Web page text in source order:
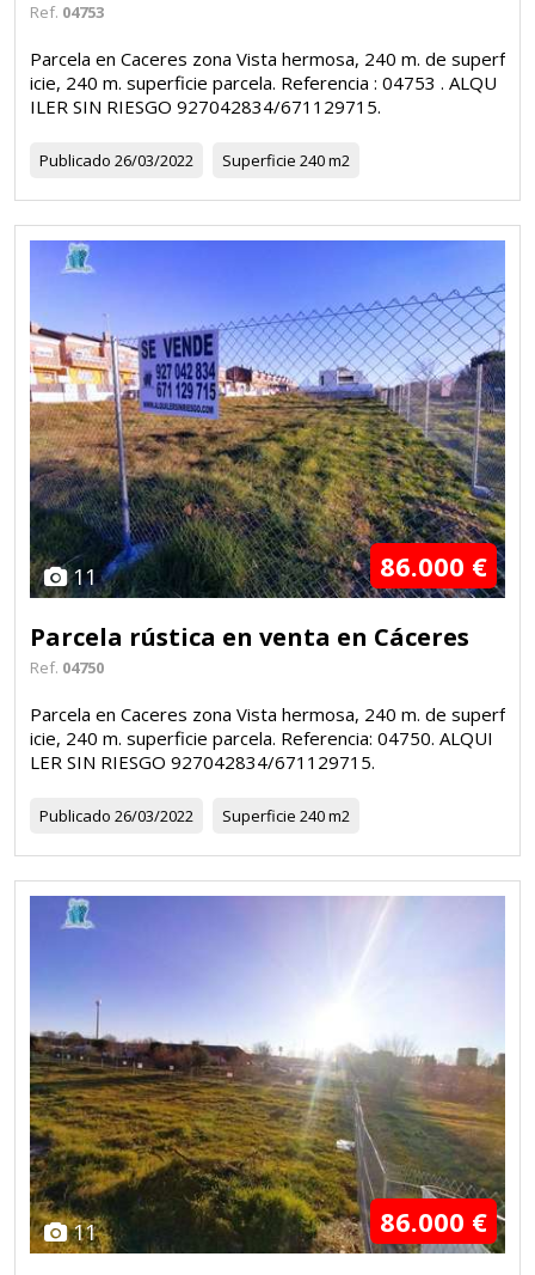
Ref. 04753
Parcela en Caceres zona Vista hermosa, 240 m. de superf
icie, 240 m. superficie parcela. Referencia : 04753 . ALQU
ILER SIN RIESGO 927042834/671129715.
Publicado 26/03/2022 Superficie 240 m2
11 86.000 €
Parcela rústica en venta en Cáceres
Ref. 04750
Parcela en Caceres zona Vista hermosa, 240 m. de superf
icie, 240 m. superficie parcela. Referencia: 04750. ALQUI
LER SIN RIESGO 927042834/671129715.
Publicado 26/03/2022 Superficie 240 m2
11 86.000 €